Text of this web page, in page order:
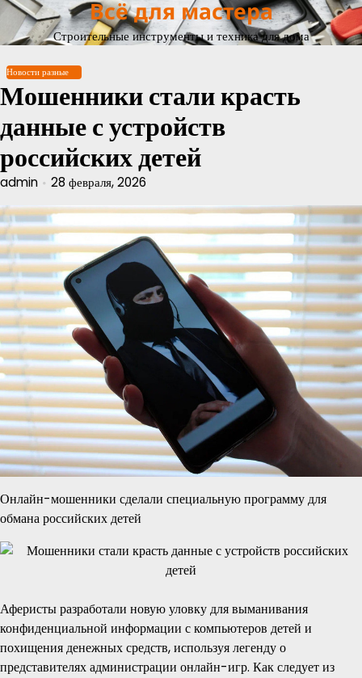
Перейти
содержимому
Всё для мастера
Строительные инструменты и техника для дома
Новости разные
Мошенники стали красть
данные с устройств
российских детей
admin 28 февраля, 2026
Онлайн-мошенники сделали специальную программу для
обмана российских детей
Аферисты разработали новую уловку для выманивания
конфиденциальной информации с компьютеров детей и
похищения денежных средств, используя легенду о
представителях администрации онлайн-игр. Как следует из